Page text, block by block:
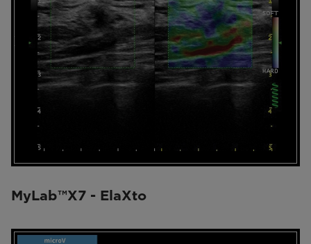
MyLab™X7 - ElaXto